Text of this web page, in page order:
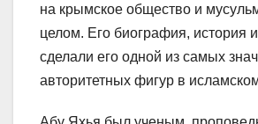
на крымское общество и
целом. Его биография, история
сделали его одной из самых
авторитетных фигур в